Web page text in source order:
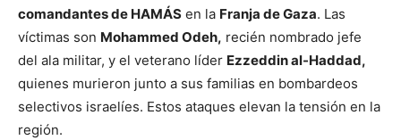
comandantes de HAMÁS en la Franja de Gaza. Las
víctimas son Mohammed Odeh, recién nombrado jefe
del ala militar, y el veterano líder Ezzeddin al-Haddad,
quienes murieron junto a sus familias en bombardeos
selectivos israelíes. Estos ataques elevan la tensión en la
región.